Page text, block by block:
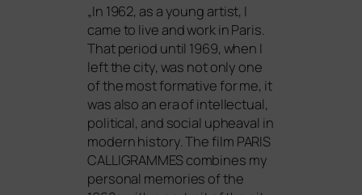
„In 1962, as a young artist, I
came to live and work in Paris.
That peri­od until 1969, when I
left the city, was not only one
of the most for­ma­ti­ve for me, it
was also an era of intellec­tu­al,
poli­ti­cal, and social uphe­aval in
modern histo­ry. The film PARIS
CALLIGRAMMEScom­bi­nes my
per­so­nal memo­ries of the